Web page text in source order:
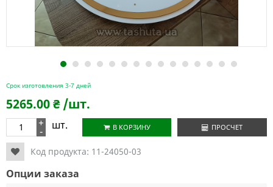
1 2 3 4 5 6 7 8 9 10 11 12 13 14 15
Срок изготовления 3-7 дней
5265.00₴ /шт.
+
- шт. В КОРЗИНУ ПРОСЧЕТ
Код продукта: 11-24050-03
Опции заказа